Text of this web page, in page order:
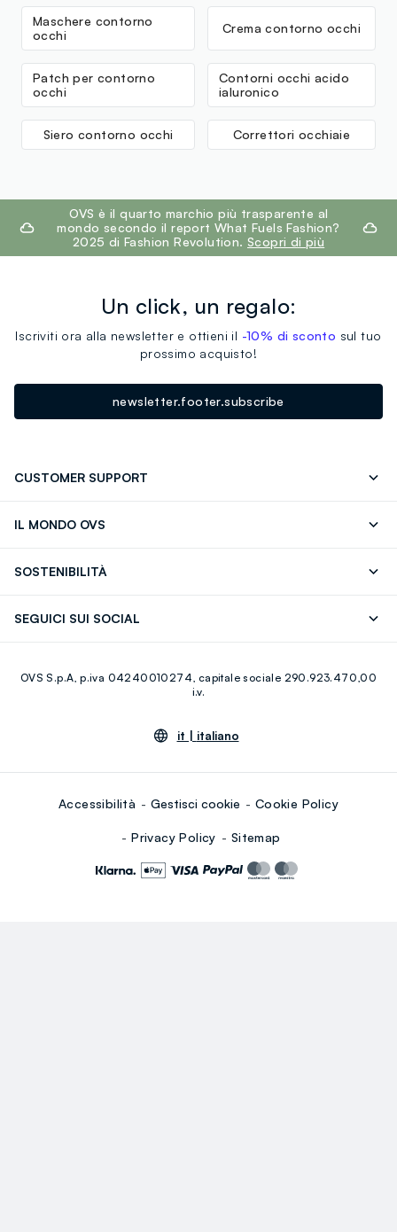
Maschere contorno
occhi
Crema contorno occhi
Patch per contorno
occhi
Contorni occhi acido
ialuronico
Siero contorno occhi Correttori occhiaie
footer.ariatitleOVS è il quarto marchio più trasparente al
mondo secondo il report What Fuels Fashion?
2025 di Fashion Revolution. Scopri di più
Un click, un regalo:
Iscriviti ora alla newsletter e ottieni il -10% di sconto sul tuo
prossimo acquisto!
newsletter.footer.subscribe
CUSTOMER SUPPORT
IL MONDO OVS
Giftcard
SOSTENIBILITÀ
SEGUICI SUI SOCIAL
Youtube Linkedin
OVS S.p.A, p.iva 04240010274, capitale sociale 290.923.470,00
i.v.
it | italiano
Accessibilità Gestisci cookie Cookie Policy
Privacy Policy Sitemap